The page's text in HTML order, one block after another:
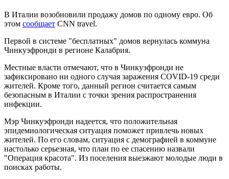
В Италии возобновили продажу домов по одному евро. Об
этом сообщает CNN travel.
Первой в системе "бесплатных" домов вернулась коммуна
Чинкуэфронди в регионе Калабрия.
Местные власти отмечают, что в Чинкуэфронди не
зафиксировано ни одного случая заражения COVID-19 среди
жителей. Кроме того, данный регион считается самым
безопасным в Италии с точки зрения распространения
инфекции.
Мэр Чинкуэфронди надеется, что положительная
эпидемиологическая ситуация поможет привлечь новых
жителей. По его словам, ситуация с демографией в коммуне
настолько серьезная, что план по ее спасению назвали
"Операция красота". Из поселения выезжают молодые люди в
поисках работы.